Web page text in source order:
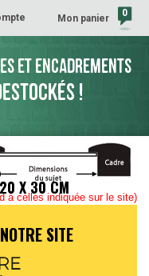
Mon panier 0
ET ENCADREMENTS
!
X 30 CM
à celles indiquée sur le site)
SITE